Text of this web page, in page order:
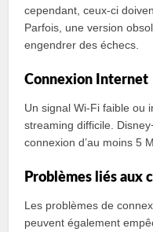
cependant, ceux-ci
Parfois, une version
engendrer des échecs.
Connexion Internet
Un signal Wi-Fi faible ou
streaming difficile.
connexion d’au moins 5
Problèmes liés aux
Les problèmes de
peuvent également